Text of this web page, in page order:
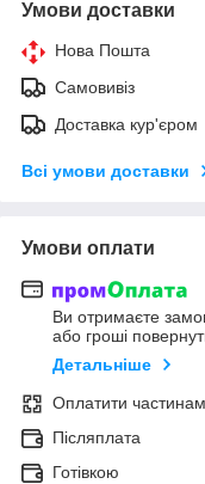
Умови доставки
Нова Пошта
Самовивіз
Доставка кур'єром
Всі умови доставки
Умови оплати
Ви отримаєте
або гроші
Детальніше
Оплатити
Післяплата
Готівкою